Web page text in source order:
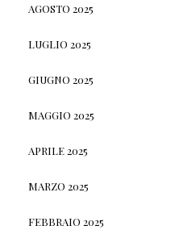
AGOSTO 2025
LUGLIO 2025
GIUGNO 2025
MAGGIO 2025
APRILE 2025
MARZO 2025
FEBBRAIO 2025